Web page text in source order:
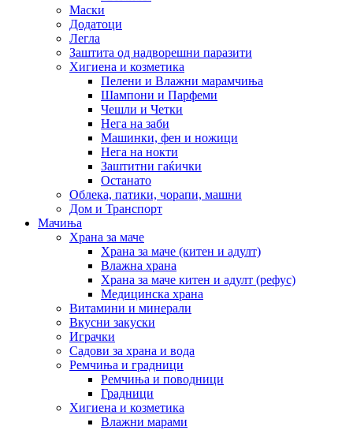
Маски
Додатоци
Легла
Заштита од надворешни паразити
Хигиена и козметика
Пелени и Влажни марамчиња
Шампони и Парфеми
Чешли и Четки
Нега на заби
Машинки, фен и ножици
Нега на нокти
Заштитни гаќички
Останато
Облека, патики, чорапи, машни
Дом и Транспорт
Мачиња
Храна за маче
Храна за маче (китен и адулт)
Влажна храна
Храна за маче китен и адулт (рефус)
Медицинска храна
Витамини и минерали
Вкусни закуски
Играчки
Садови за храна и вода
Ремчиња и градници
Ремчиња и поводници
Градници
Хигиена и козметика
Влажни марами